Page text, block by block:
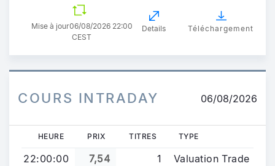
Mise à jour06/08/2026 22:00
CEST
Details Téléchargement
COURS INTRADAY 06/08/2026
HEURE PRIX TITRES TYPE
22:00:00 7,54 1
Valuation Trade